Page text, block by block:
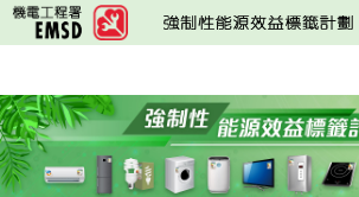
跳
至
要
內
容